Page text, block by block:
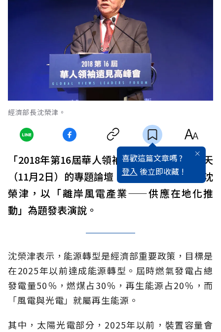
經濟部長沈榮津。
喜歡這篇文章嗎 ?
登入 後立即收藏 !
「2018年第16屆華人領袖遠見高峰會」第二天
（11月2日）的專題論壇，特別邀請經濟部長沈
榮津，以「離岸風電產業——供應在地化推
動」為題發表演說。
沈榮津表示，能源轉型是經濟部重要政策，目標是
在2025年以前達成能源轉型。屆時燃氣發電占總
發電量50％，燃煤占30％，再生能源占20％，而
「風電與光電」就屬再生能源。
其中，太陽光電部分，2025年以前，裝置容量會